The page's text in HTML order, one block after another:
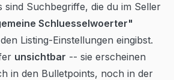
sind Suchbegriffe, die du im Seller
Schluesselwoerter"
Listing-Einstellungen eingibst.
unsichtbar -- sie erscheinen
in den Bulletpoints, noch in der